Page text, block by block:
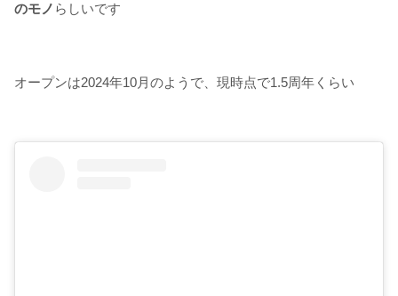
のモノ らしいです
オープンは2024年10月のようで、現時点で1.5周年くらい